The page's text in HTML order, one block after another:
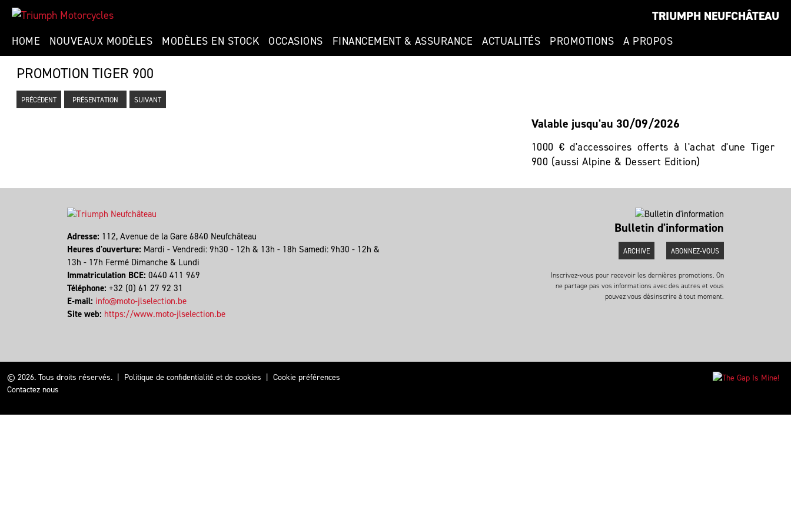
TRIUMPH NEUFCHÂTEAU
HOME NOUVEAUX MODÈLES MODÈLES EN STOCK OCCASIONS FINANCEMENT & ASSURANCE ACTUALITÉS PROMOTIONS A PROPOS
PROMOTION TIGER 900
PRÉCÉDENT PRÉSENTATION SUIVANT
Valable jusqu'au 30/09/2026
1000 € d'accessoires offerts à l'achat d'une Tiger
900 (aussi Alpine & Dessert Edition)
Adresse: 112, Avenue de la Gare 6840 Neufchâteau
Heures d'ouverture: Mardi - Vendredi: 9h30 - 12h & 13h - 18h Samedi: 9h30 - 12h &
13h - 17h Fermé Dimanche & Lundi
Immatriculation BCE: 0440 411 969
Téléphone: +32 (0) 61 27 92 31
E-mail: info@moto-jlselection.be
Site web: https://www.moto-jlselection.be
Bulletin d'information
ARCHIVE ABONNEZ-VOUS
Inscrivez-vous pour recevoir les dernières promotions. On
ne partage pas vos informations avec des autres et vous
pouvez vous désinscrire à tout moment.
© 2026. Tous droits réservés. Politique de confidentialité et de cookies
Cookie préférences
Contactez nous